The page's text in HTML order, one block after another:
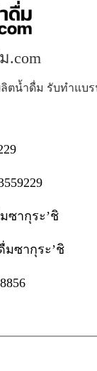
.com
ตน้ำดื่ม รับทำแบ
ซากุระ’ชิ
มซากุระ’ชิ